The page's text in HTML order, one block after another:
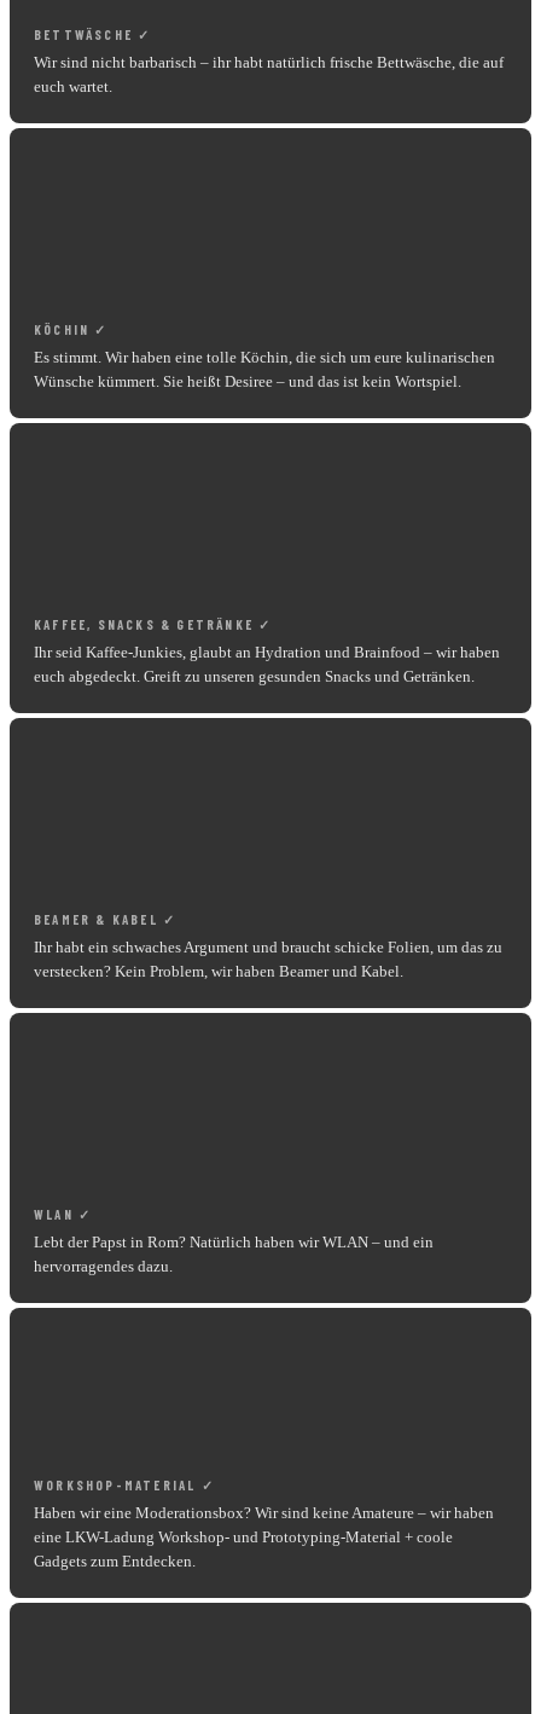
BETTWÄSCHE ✓
Wir sind nicht barbarisch – ihr habt natürlich frische Bettwäsche, die auf
euch wartet.
KÖCHIN ✓
Es stimmt. Wir haben eine tolle Köchin, die sich um eure kulinarischen
Wünsche kümmert. Sie heißt Desiree – und das ist kein Wortspiel.
KAFFEE, SNACKS & GETRÄNKE ✓
Ihr seid Kaffee-Junkies, glaubt an Hydration und Brainfood – wir haben
euch abgedeckt. Greift zu unseren gesunden Snacks und Getränken.
BEAMER & KABEL ✓
Ihr habt ein schwaches Argument und braucht schicke Folien, um das zu
verstecken? Kein Problem, wir haben Beamer und Kabel.
WLAN ✓
Lebt der Papst in Rom? Natürlich haben wir WLAN – und ein
hervorragendes dazu.
WORKSHOP-MATERIAL ✓
Haben wir eine Moderationsbox? Wir sind keine Amateure – wir haben
eine LKW-Ladung Workshop- und Prototyping-Material + coole
Gadgets zum Entdecken.